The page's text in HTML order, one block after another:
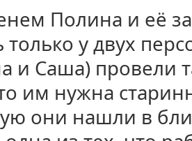
Полина и её
только у двух
и Саша) провели
им нужна
они нашли в